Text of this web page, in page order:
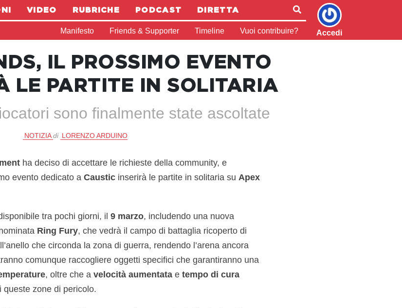
VIDEO RUBRICHE PODCAST DIRETTA
Manifesto Friends & Supporter Timeline Vuoi contribuire? Accedi
IL PROSSIMO EVENTO
LE PARTITE IN SOLITARIA
sono finalmente state ascoltate
NOTIZIA di LORENZO ARDUINO
ha deciso di accettare le richieste della community, e
evento dedicato a Causticinserirà le partite in solitaria su Apex
tra pochi giorni, il 9 marzo, includendo una nuova
Ring Fury, che vedrà il campo di battaglia ricoperto di
che circonda la zona di guerra, rendendo l’arena ancora
comunque raccogliere oggetti specifici che garantiranno una
, oltre che a velocità aumentatae tempo di cura
zone di pericolo.